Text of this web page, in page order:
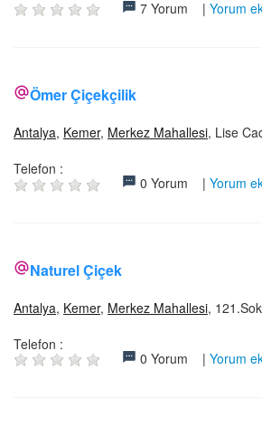
7 Yorum | Yorum
Ömer Çiçekçilik
Antalya, Kemer, Merkez Mahallesi, Lise
Telefon :
0 Yorum | Yorum
Naturel Çiçek
Antalya, Kemer, Merkez Mahallesi,
Telefon :
0 Yorum | Yorum